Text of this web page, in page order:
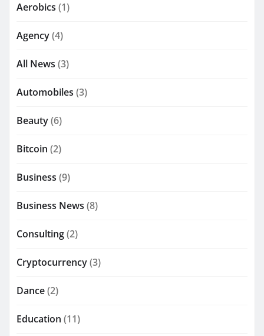
Aerobics (1)
Agency(4)
All News (3)
Automobiles (3)
Beauty(6)
Bitcoin (2)
Business (9)
Business News (8)
Consulting(2)
Cryptocurrency(3)
Dance(2)
Education (11)